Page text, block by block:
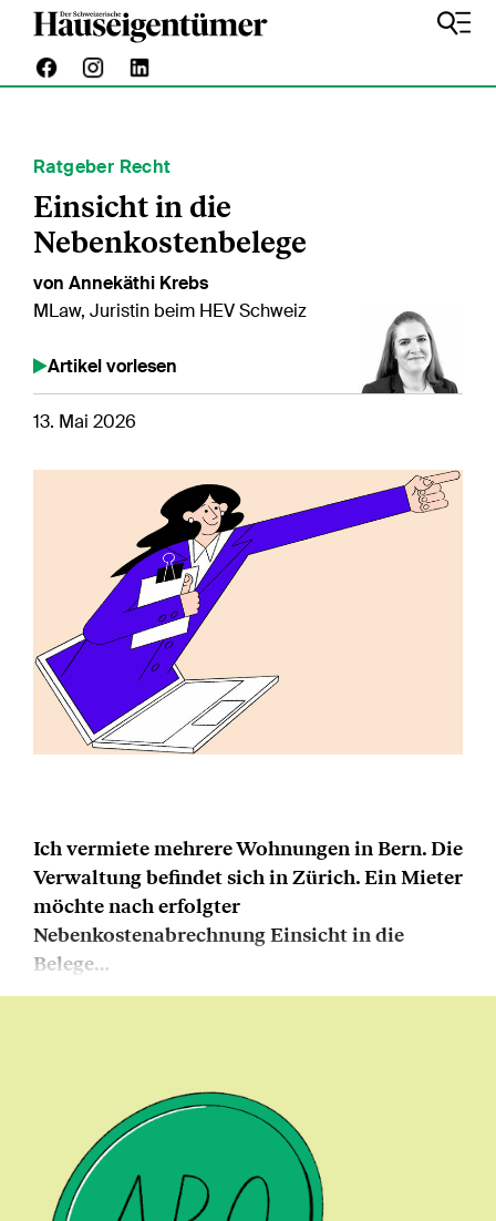
Ratgeber Recht
Einsicht in die
Nebenkostenbelege
von Annekäthi Krebs
MLaw, Juristin beim HEV Schweiz
Artikel vorlesen
13. Mai 2026
Ich vermiete mehrere Wohnungen in Bern. Die
Verwaltung befindet sich in Zürich. Ein Mieter
möchte nach erfolgter
Nebenkostenabrechnung Einsicht in die
Belege…